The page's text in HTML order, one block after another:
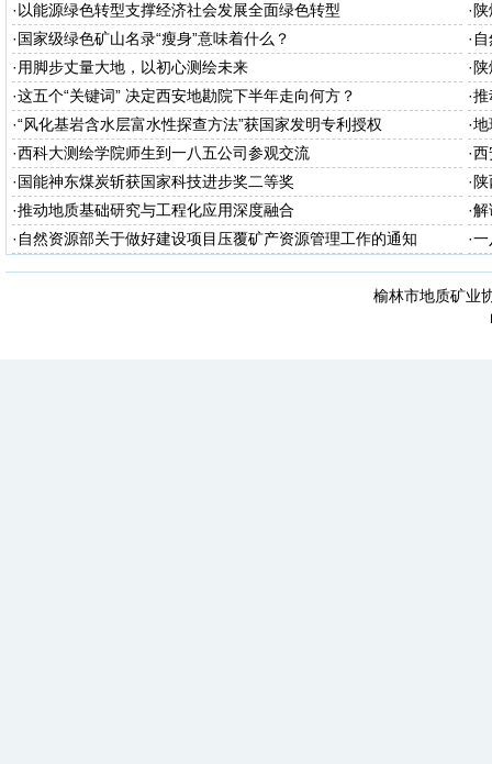
· 以能源绿色转型支撑经济社会发展全面绿色转型 ·
·国家级绿色矿山名录“瘦身”意味着什么？ ·
· 用脚步丈量大地，以初心测绘未来 ·
台
·这五个“关键词” 决定西安地勘院下半年走向何方？ ·推
·“风化基岩含水层富水性探查方法”获国家发明专利授权 ·地
·西科大测绘学院师生到一八五公司参观交流 ·西
·国能神东煤炭斩获国家科技进步奖二等奖 ·
·推动地质基础研究与工程化应用深度融合 ·解
知
· 自然资源部关于做好建设项目压覆矿产资源管理工作的通知 ·一
榆林市地质矿业